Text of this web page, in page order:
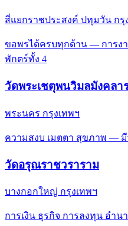
สี่แยกราชประสงค์ ปทุมวัน กรุ
ขอพรได้ครบทุกด้าน — การง
พักตร์ทั้ง 4
วัดพระเชตุพนวิมลมังคลา
พระนคร กรุงเทพฯ
ความสงบ เมตตา สุขภาพ —
วัดอรุณราชวราราม
บางกอกใหญ่ กรุงเทพฯ
การเงิน ธุรกิจ การลงทุน อำน